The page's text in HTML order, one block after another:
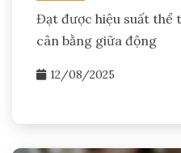
Đạt được hiệu suất thể
cân bằng giữa động
12/08/2025